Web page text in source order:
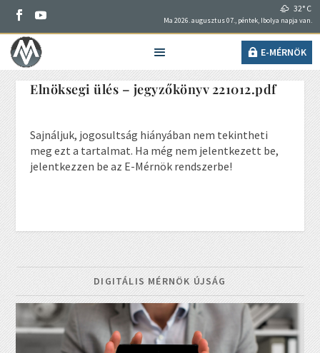
32° C
Ma 2026. augusztus 07., péntek, Ibolya napja van.
E-MÉRNÖK
Elnöksegi ülés – jegyzőkönyv 221012.pdf
Sajnáljuk, jogosultság hiányában nem tekintheti
meg ezt a tartalmat. Ha még nem jelentkezett be,
jelentkezzen be az E-Mérnök rendszerbe!
DIGITÁLIS MÉRNÖK ÚJSÁG